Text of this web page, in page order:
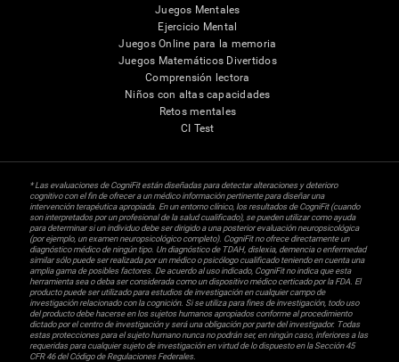
Juegos Mentales
Ejercicio Mental
Juegos Online para la memoria
Juegos Matemáticos Divertidos
Comprensión lectora
Niños con altas capacidades
Retos mentales
CI Test
* Las evaluaciones de CogniFit están diseñadas para detectar alteraciones y deterioro
cognitivo con el fin de ofrecer a un médico información pertinente para diseñar una
intervención terapéutica apropiada. En un entorno clínico, los resultados de CogniFit (cuando
son interpretados por un profesional de la salud cualificado), se pueden utilizar como ayuda
para determinar si un individuo debe ser dirigido a una posterior evaluación neuropsicológica
(por ejemplo, un examen neuropsicológico completo). CogniFit no ofrece directamente un
diagnóstico médico de ningún tipo. Un diagnóstico de TDAH, dislexia, demencia o enfermedad
similar sólo puede ser realizada por un médico o psicólogo cualificado teniendo en cuenta una
amplia gama de posibles factores. De acuerdo al uso indicado, CogniFit no indica que esta
herramienta sea o deba ser considerada como un dispositivo médico certicado por la FDA. El
producto puede ser utilizado para estudios de investigación en cualquier campo de
investigación relacionado con la cognición. Si se utiliza para fines de investigación, todo uso
del producto debe hacerse en los sujetos humanos apropiados conforme al procedimiento
dictado por el centro de investigación y será una obligación por parte del investigador. Todas
estas protecciones para el sujeto humano nunca no podrán ser, en ningún caso, inferiores a las
requeridas para cualquier sujeto de investigación en virtud de lo dispuesto en la Sección 45
CFR 46 del Código de Regulaciones Federales.